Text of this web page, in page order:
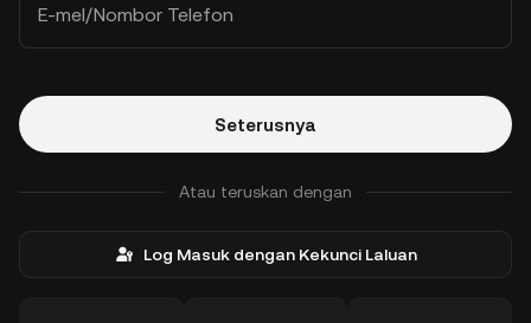
E-mel/Nombor Telefon
Seterusnya
Atau teruskan dengan
Log Masuk dengan Kekunci Laluan